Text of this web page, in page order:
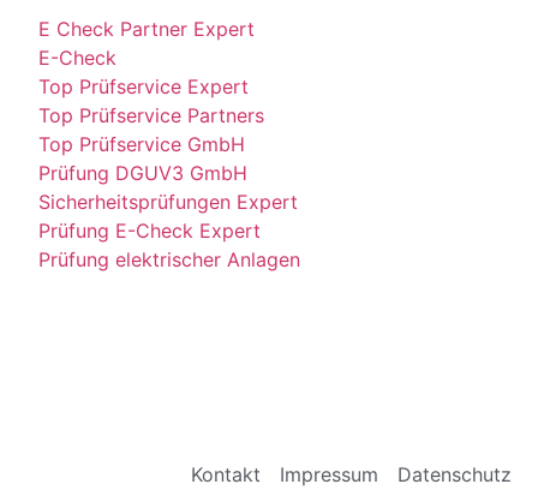
E Check Partner Expert
E-Check
Top Prüfservice Expert
Top Prüfservice Partners
Top Prüfservice GmbH
Prüfung DGUV3 GmbH
Sicherheitsprüfungen Expert
Prüfung E-Check Expert
Prüfung elektrischer Anlagen
Kontakt Impressum Datenschutz